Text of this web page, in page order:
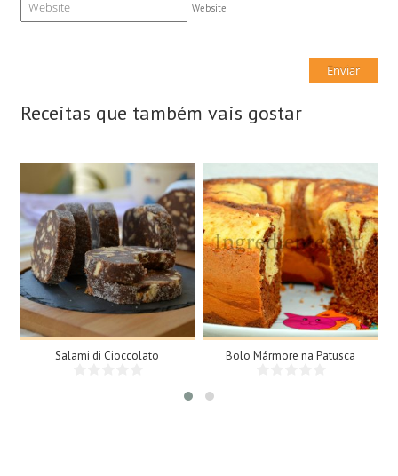
Website
Receitas que também vais gostar
15 Fatias
N/A
Salami di Cioccolato
8 Doses
8 Pessoas
25Min
Bolo Mármore na Patusca